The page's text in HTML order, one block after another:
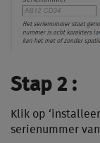
Stap 2 :
Klik op
serienummer